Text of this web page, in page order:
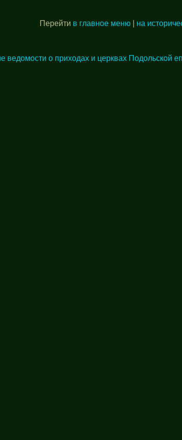
Перейти в главное меню| на
ведомости о приходах и церквах Подольской